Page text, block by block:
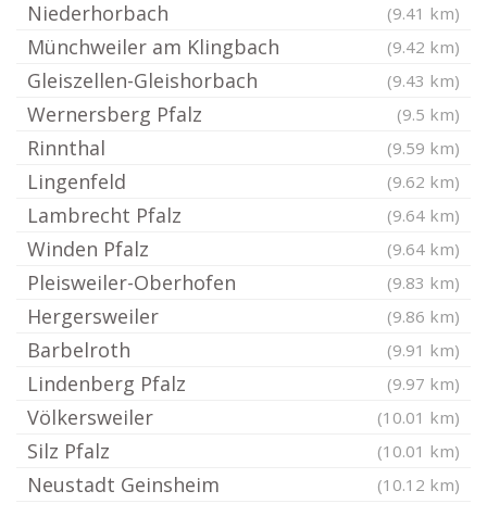
Niederhorbach (9.41 km)
Münchweiler am Klingbach (9.42 km)
Gleiszellen-Gleishorbach (9.43 km)
Wernersberg Pfalz (9.5 km)
Rinnthal (9.59 km)
Lingenfeld (9.62 km)
Lambrecht Pfalz (9.64 km)
Winden Pfalz (9.64 km)
Pleisweiler-Oberhofen (9.83 km)
Hergersweiler (9.86 km)
Barbelroth (9.91 km)
Lindenberg Pfalz (9.97 km)
Völkersweiler (10.01 km)
Silz Pfalz (10.01 km)
Neustadt Geinsheim (10.12 km)